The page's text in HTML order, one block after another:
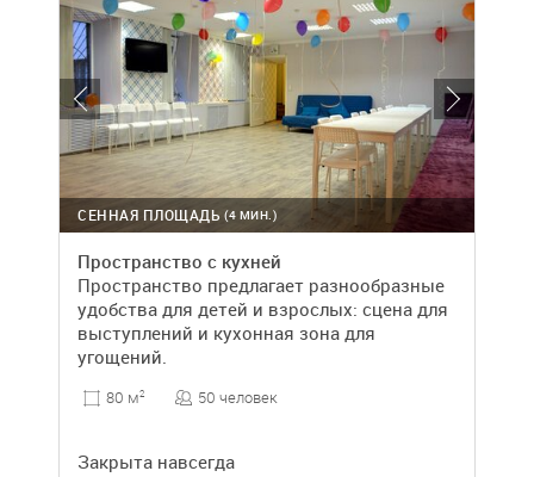
(4 МИН.)
СЕННАЯ ПЛОЩАДЬ
Пространство с кухней
Пространство предлагает разнообразные
удобства для детей и взрослых: сцена для
выступлений и кухонная зона для
угощений.
80 м2 50 человек
Закрыта навсегда